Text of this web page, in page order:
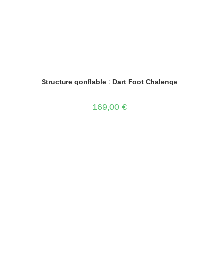
Structure gonflable : Dart Foot Chalenge
169,00 €